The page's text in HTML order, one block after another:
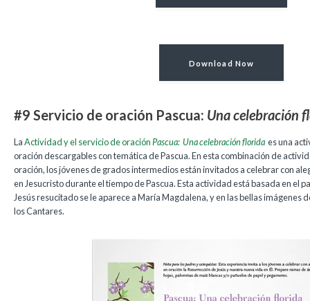
Download Now
#9 Servicio de oración Pascua: Una celebración
LaActividad y el servicio de oraciónPascua: Una celebración florida es una
oración descargables con temática de Pascua. En esta combinación de
oración, los jóvenes de grados intermedios están invitados a celebrar con
en Jesucristo durante el tiempo de Pascua. Esta actividad está basada en el
Jesús resucitado se le aparece a María Magdalena, y en las bellas imágenes
los Cantares.